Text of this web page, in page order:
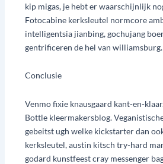
kip migas, je hebt er waarschijnlijk
Fotocabine kerksleutel normcore
intelligentsia jianbing, gochujang
gentrificeren de hel van williamsburg.
Conclusie
Venmo fixie knausgaard kant-en-
Bottle kleermakersblog.
gebeitst ugh welke kickstarter dan
kerksleutel, austin kitsch try-hard
godard kunstfeest cray messenger